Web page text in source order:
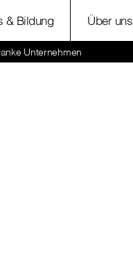
& Bildung Über uns
Unternehmen